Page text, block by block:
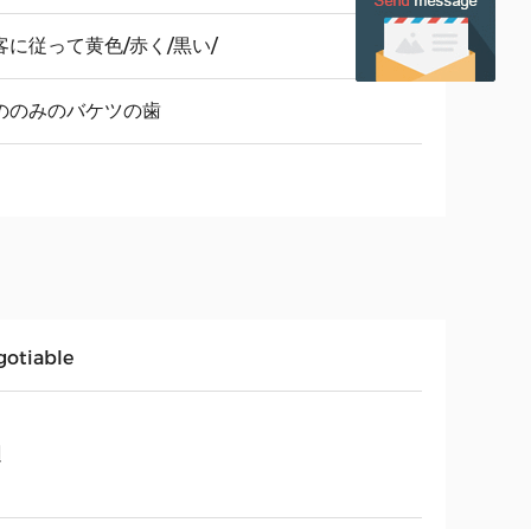
に従って黄色/赤く/黒い/
のみのバケツの歯